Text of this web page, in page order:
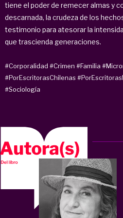
tiene el poder de remecer almas y
descarnada, la crudeza de los
testimonio para atesorar la
que trascienda generaciones.
#Corporalidad #Crimen #Familia
#PorEscritorasChilenas
#Sociología